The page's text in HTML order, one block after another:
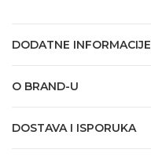
DODATNE INFORMACIJE
O BRAND-U
DOSTAVA I ISPORUKA